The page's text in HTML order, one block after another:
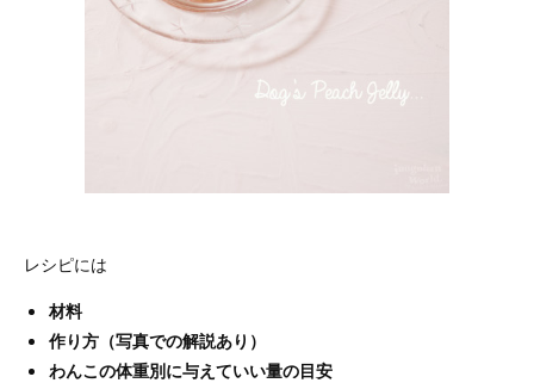
レシピには
材料
作り方（写真での解説あり）
わんこの体重別に与えていい量の目安